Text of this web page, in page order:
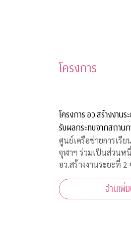
โครงการ
โครงการ อว.สร้างงาน
รับผลกระทบจากสถาน
วิด-19
ศูนย์เครือข่ายการเรี
จุฬาฯ ร่วมเป็นส่วนหนึ่
อว.สร้างงานระยะที่ 2
การอุดมศึกษา วิทยา
นวัตกรรม เพื่อสร้างง
ผลกระทบจากสถานก
อ่านเพิ่